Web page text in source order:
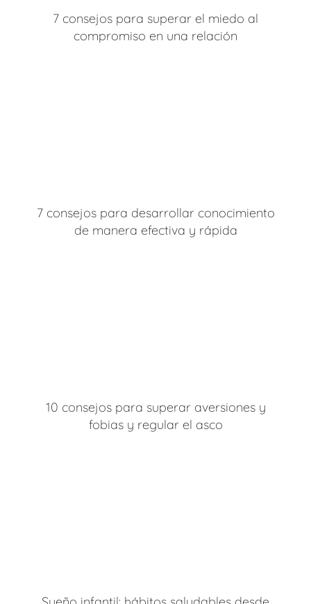
7 consejos para superar el miedo al
compromiso en una relación
7 consejos para desarrollar conocimiento
de manera efectiva y rápida
10 consejos para superar aversiones y
fobias y regular el asco